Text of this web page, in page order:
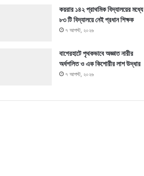
কয়রার ১৪২ প্রাথমিক বিদ্যালয়ের মধ্যে
৮৩ টি বিদ্যালয়ে নেই প্রধান শিক্ষক
৭ আগস্ট, ২০২৬
বাগেরহাটে পৃথকভাবে অজ্ঞাত নারীর
অর্ধগলিত ও এক কিশোরীর লাশ উদ্ধার
৭ আগস্ট, ২০২৬